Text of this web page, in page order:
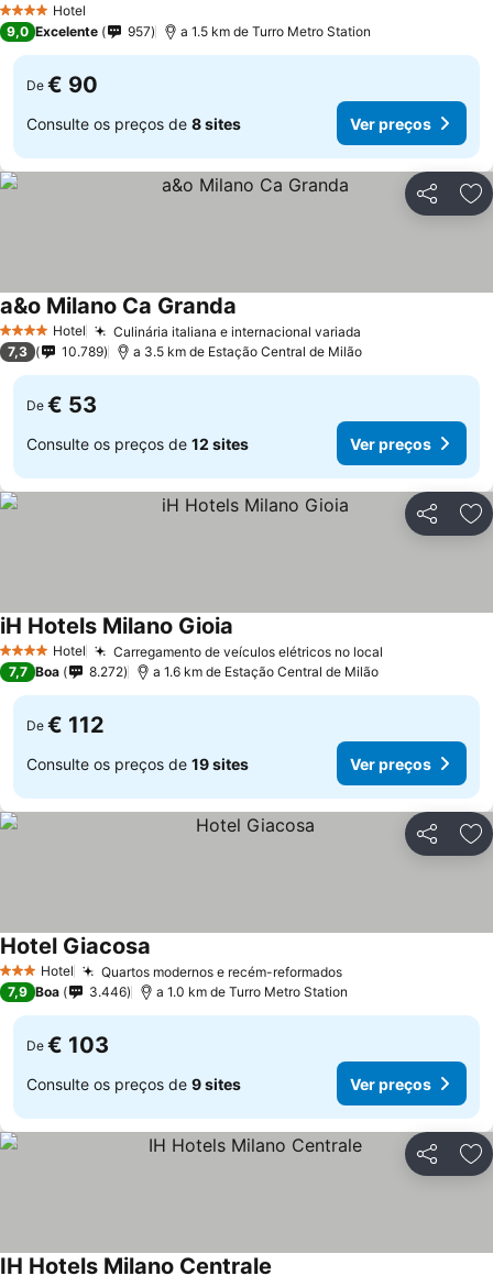
4 EstrelasHotel
9,0 Excelente 957 a 1.5 km de Turro Metro Station
De € 90
Consulte os preços de 8 sites Ver preços
Partilhar
4 EstrelasHotel Culinária italiana e internacional variada
a&o Milano Ca Granda
7,3 10.789 a 3.5 km de Estação Central de Milão
De € 53
Consulte os preços de 12 sites Ver preços
Partilhar
4 EstrelasHotel Carregamento de veículos elétricos no local
iH Hotels Milano Gioia
7,7 Boa 8.272 a 1.6 km de Estação Central de Milão
De € 112
Consulte os preços de 19 sites Ver preços
Partilhar
3 EstrelasHotel Quartos modernos e recém-reformados
Hotel Giacosa
7,9 Boa 3.446 a 1.0 km de Turro Metro Station
De € 103
Consulte os preços de 9 sites Ver preços
Partilhar
IH Hotels Milano Centrale